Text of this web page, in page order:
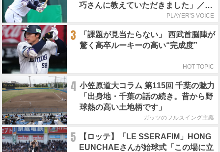
巧さんに教えていただきました」／憧
PLAYER'S VOICE
3
「課題が見当たらない」 西武首脳陣が
驚く高卒ルーキーの高い“完成度”
HOT TOPIC
4 小笠原道大コラム 第115回 千葉の魅力
「出身地・千葉の話の続き。昔から野
球熱の高い土地柄です」
ガッツのフルスイング主義
5
【ロッテ】「LE SSERAFIM」HONG
EUNCHAEさんが始球式「この場に立